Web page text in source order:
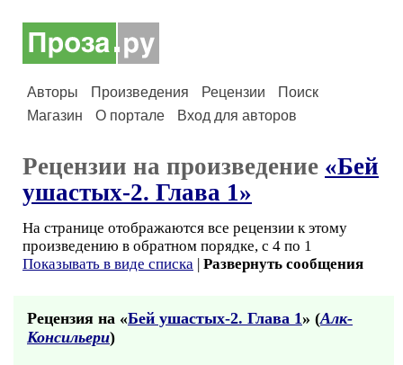
Авторы Произведения Рецензии
Поиск
Магазин
О портале Вход для авторов
Рецензии на произведение «Бей
ушастых-2. Глава 1»
На странице отображаются все рецензии к этому
произведению в обратном порядке, с 4 по 1
Показывать в виде списка | Развернуть сообщения
Рецензия на «Бей ушастых-2. Глава 1» (Алк-
Консильери)